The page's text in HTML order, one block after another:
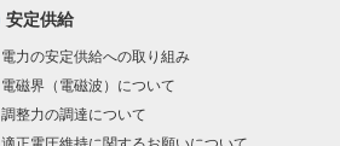
安定供給
電力の安定供給への取り組み
電磁界（電磁波）について
調整力の調達について